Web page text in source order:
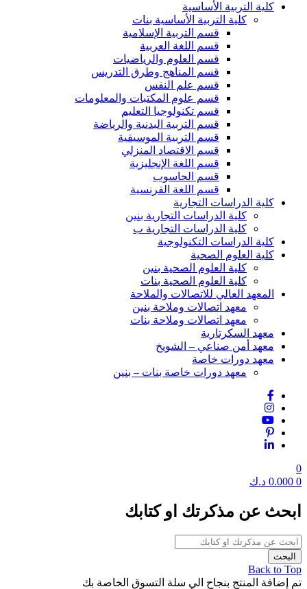
كلية التربية الأساسية
كلية التربية الأساسية بنات
قسم التربية الإسلامية
قسم اللغة العربية
قسم العلوم والرياضيات
قسم المناهج وطرق التدريس
قسم علم النفس
قسم علوم المكتبات والمعلومات
قسم تكنولوجيا التعليم
قسم التربية البدنية والرياضة
قسم التربية الموسيقية
قسم الاقتصاد المنزلي
قسم اللغة الإنجليزية
قسم الحاسوب
قسم اللغة الفرنسية
كلية الدراسات التجارية
كلية الدراسات التجارية بنين
كلية الدراسات التجارية ب
كلية الدراسات التكنولوجية
كلية العلوم الصحية
كلية العلوم الصحية بنين
كلية العلوم الصحية بنات
المعهد العالي للاتصالات والملاحة
معهد اتصالات وملاحة بنين
معهد اتصالات وملاحة بنات
معهد السكرتارية
معهد أمن صناعي – الشويخ
معهد دورات خاصة
معهد دورات خاصة بنات – بنين
0
0
0.000 د.ك
ابحث عن مذكرتك او كتابك
Back to Top
تم إضافة المنتج بنجاح الي سلة التسوق الخاصة بك